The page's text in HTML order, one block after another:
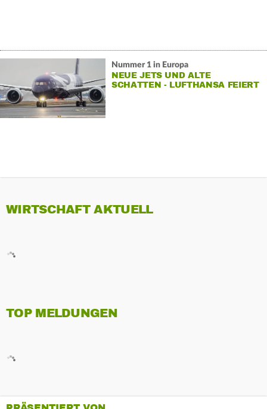
Nummer 1 in Europa
NEUE JETS UND ALTE
SCHATTEN - LUFTHANSA FEIERT
WIRTSCHAFT AKTUELL
TOP MELDUNGEN